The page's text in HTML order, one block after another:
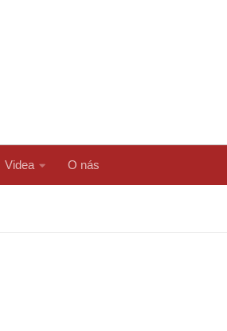
Videa O nás